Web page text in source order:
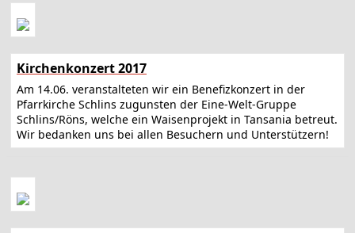
Kirchenkonzert 2017
Am 14.06. veranstalteten wir ein Benefizkonzert in der
Pfarrkirche Schlins zugunsten der Eine-Welt-Gruppe
Schlins/Röns, welche ein Waisenprojekt in Tansania betreut.
Wir bedanken uns bei allen Besuchern und Unterstützern!